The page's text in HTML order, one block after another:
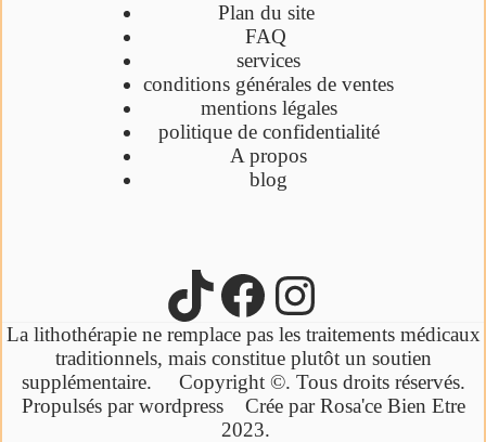
Plan du site
FAQ
services
conditions générales de ventes
mentions légales
politique de confidentialité
A propos
blog
La lithothérapie ne remplace pas les traitements médicaux
traditionnels, mais constitue plutôt un soutien
supplémentaire. Copyright ©. Tous droits réservés.
Propulsés par wordpress Crée par Rosa'ce Bien Etre
2023.